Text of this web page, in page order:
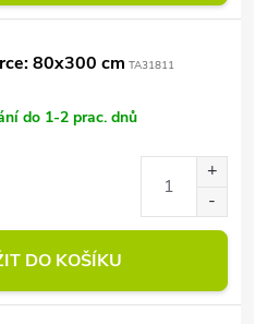
80x300 cm TA31811
do 1-2 prac. dnů
DO KOŠÍKU